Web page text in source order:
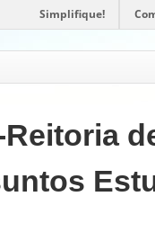
Simplifique!
Reitoria